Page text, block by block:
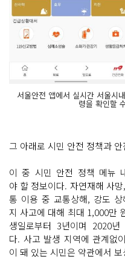
서울안전 앱에서 실시간 서울시
령을 확인할
그 아래로 시민 안전 정책과
이 중 시민 안전 정책 메뉴
야 할 정보이다. 자연재해 사
통 이용 중 교통상해, 강도
지 사고에 대해 최대 1,000만
생일로부터 3년이며 2020
다. 사고 발생 지역에 관계없
이 돼 있는 시민은 약관에서